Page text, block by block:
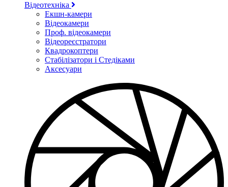
Відеотехніка
Екшн-камери
Відеокамери
Проф. відеокамери
Відеореєстратори
Квадрокоптери
Стабілізатори і Стедіками
Аксесуари